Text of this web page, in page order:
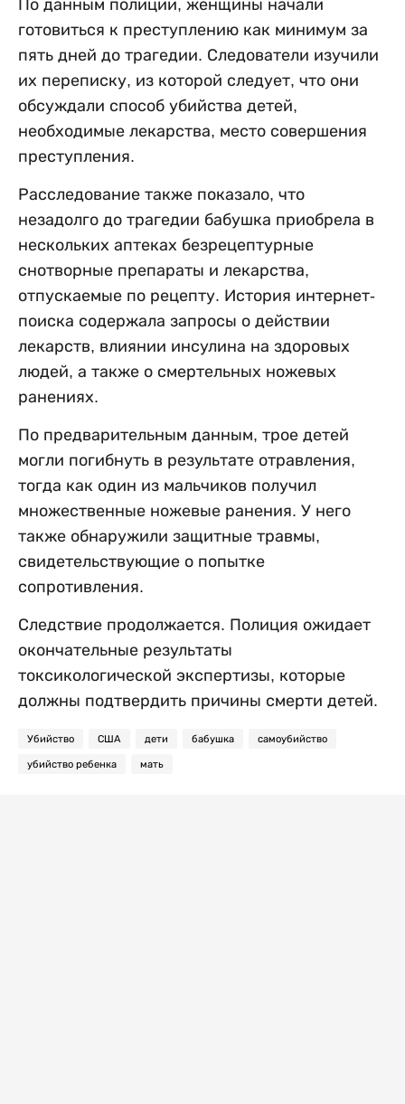
По данным полиции, женщины начали
готовиться к преступлению как минимум за
пять дней до трагедии. Следователи изучили
их переписку, из которой следует, что они
обсуждали способ убийства детей,
необходимые лекарства, место совершения
преступления.
Расследование также показало, что
незадолго до трагедии бабушка приобрела в
нескольких аптеках безрецептурные
снотворные препараты и лекарства,
отпускаемые по рецепту. История интернет-
поиска содержала запросы о действии
лекарств, влиянии инсулина на здоровых
людей, а также о смертельных ножевых
ранениях.
По предварительным данным, трое детей
могли погибнуть в результате отравления,
тогда как один из мальчиков получил
множественные ножевые ранения. У него
также обнаружили защитные травмы,
свидетельствующие о попытке
сопротивления.
Следствие продолжается. Полиция ожидает
окончательные результаты
токсикологической экспертизы, которые
должны подтвердить причины смерти детей.
Убийство США дети бабушка самоубийство
убийство ребенка мать